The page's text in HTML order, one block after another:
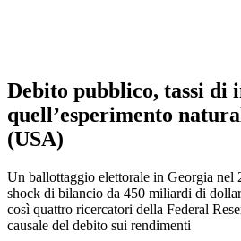
Debito pubblico, tassi di
quell’esperimento
(USA)
Un ballottaggio elettorale in Georgia nel
shock di bilancio da 450 miliardi di
così quattro ricercatori della Federal
causale del debito sui rendimenti